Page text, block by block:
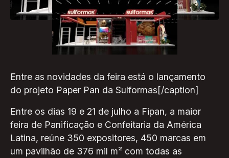
Entre as novidades da feira está o lançamento
do projeto Paper Pan da Sulformas[/caption]
Entre os dias 19 e 21 de julho a Fipan, a maior
feira de Panificação e Confeitaria da América
Latina, reúne 350 expositores, 450 marcas em
um pavilhão de 376 mil m² com todas as